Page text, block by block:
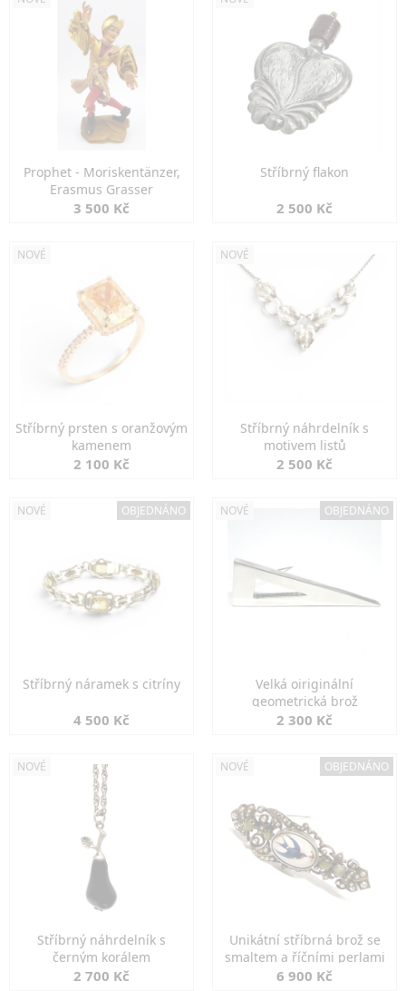
Prophet - Moriskentänzer,
Erasmus Grasser
3 500 Kč
Stříbrný flakon
2 500 Kč
NOVÉ
Stříbrný prsten s oranžovým
kamenem
2 100 Kč
NOVÉ
Stříbrný náhrdelník s
motivem listů
2 500 Kč
NOVÉ OBJEDNÁNO
Stříbrný náramek s citríny
4 500 Kč
NOVÉ OBJEDNÁNO
Velká oiriginální
geometrická brož
2 300 Kč
NOVÉ
Stříbrný náhrdelník s
černým korálem
2 700 Kč
NOVÉ OBJEDNÁNO
Unikátní stříbrná brož se
smaltem a říčními perlami
6 900 Kč